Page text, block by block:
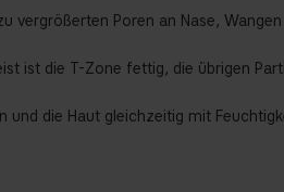
Poren an Nase,
ist die T-Zone fettig, die übrigen
und die Haut gleichzeitig mit